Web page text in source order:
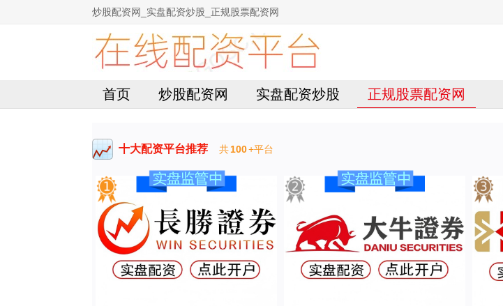
炒股配资网_实盘配资炒股_正规股票配资网
首页 炒股配资网 实盘配资炒股 正规股票配资网
十大配资平台推荐 共100+平台